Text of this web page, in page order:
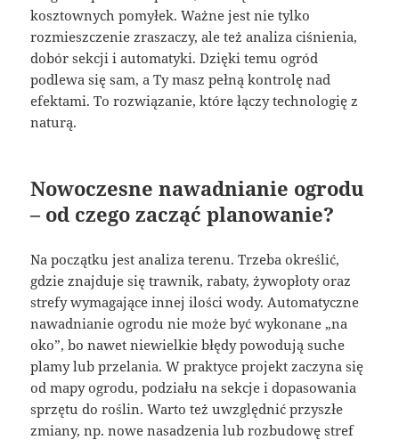
kosztownych pomyłek. Ważne jest nie tylko
rozmieszczenie zraszaczy, ale też analiza ciśnienia,
dobór sekcji i automatyki. Dzięki temu ogród
podlewa się sam, a Ty masz pełną kontrolę nad
efektami. To rozwiązanie, które łączy technologię z
naturą.
Nowoczesne nawadnianie ogrodu
– od czego zacząć planowanie?
Na początku jest analiza terenu. Trzeba określić,
gdzie znajduje się trawnik, rabaty, żywopłoty oraz
strefy wymagające innej ilości wody. Automatyczne
nawadnianie ogrodu nie może być wykonane „na
oko”, bo nawet niewielkie błędy powodują suche
plamy lub przelania. W praktyce projekt zaczyna się
od mapy ogrodu, podziału na sekcje i dopasowania
sprzętu do roślin. Warto też uwzględnić przyszłe
zmiany, np. nowe nasadzenia lub rozbudowę stref